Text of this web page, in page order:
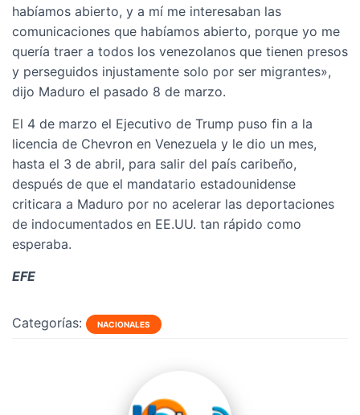
habíamos abierto, y a mí me interesaban las
comunicaciones que habíamos abierto, porque yo me
quería traer a todos los venezolanos que tienen presos
y perseguidos injustamente solo por ser migrantes»,
dijo Maduro el pasado 8 de marzo.
El 4 de marzo el Ejecutivo de Trump puso fin a la
licencia de Chevron en Venezuela y le dio un mes,
hasta el 3 de abril, para salir del país caribeño,
después de que el mandatario estadounidense
criticara a Maduro por no acelerar las deportaciones
de indocumentados en EE.UU. tan rápido como
esperaba.
EFE
Categorías: NACIONALES